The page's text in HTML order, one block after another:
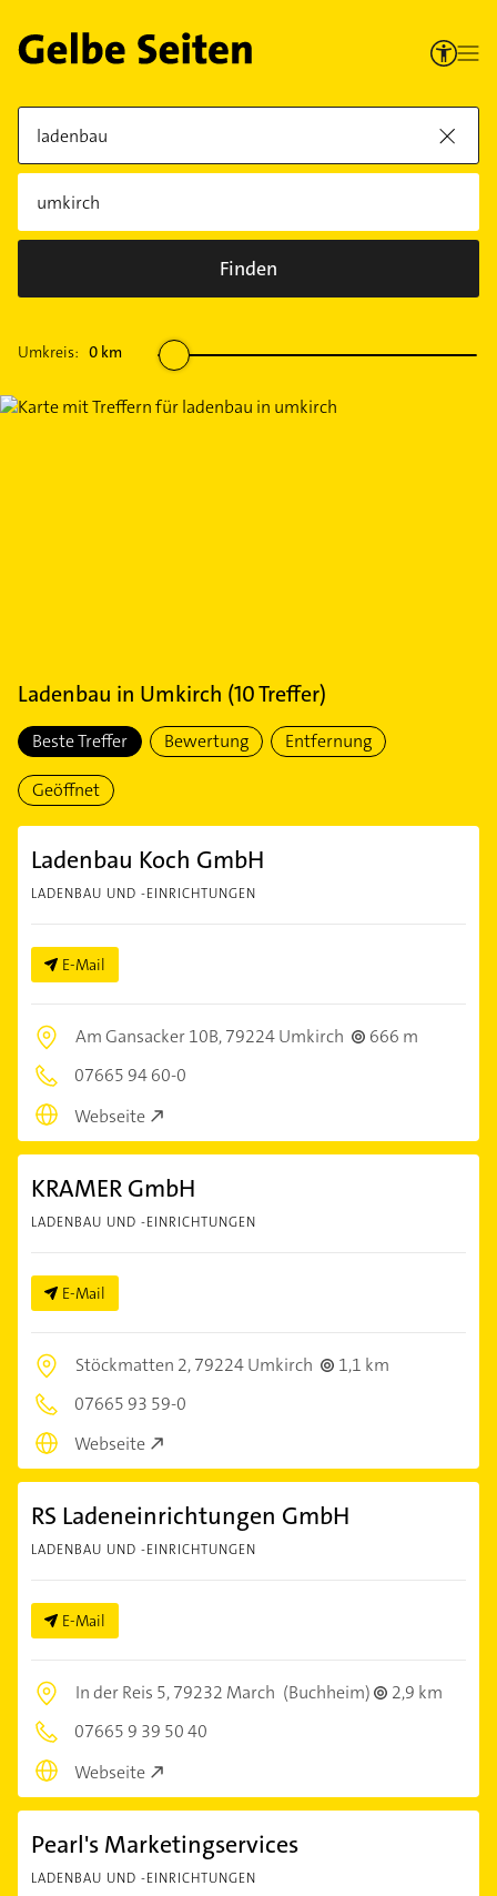
Finden
Umkreis: 0 km
Ladenbau in Umkirch (10Treffer)
Beste Treffer Bewertung Entfernung
Geöffnet
Ladenbau Koch GmbH
LADENBAU UND -EINRICHTUNGEN
E-Mail
Am Gansacker 10B,79224 Umkirch
666 m
07665 94 60-0
Webseite
KRAMER GmbH
LADENBAU UND -EINRICHTUNGEN
E-Mail
Stöckmatten 2,79224 Umkirch
1,1 km
07665 93 59-0
Webseite
RS Ladeneinrichtungen GmbH
LADENBAU UND -EINRICHTUNGEN
E-Mail
In der Reis 5,79232 March (Buchheim)
2,9 km
07665 9 39 50 40
Webseite
Pearl's Marketingservices
LADENBAU UND -EINRICHTUNGEN